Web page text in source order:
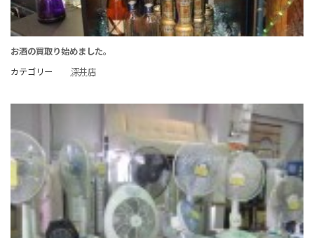
お酒の買取り始めました。
カテゴリー
深井店